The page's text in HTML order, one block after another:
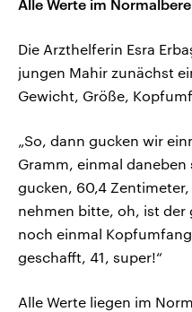
Alle Werte im
Die Arzthelferin Esra
jungen Mahir zunächst
Gewicht, Größe,
„So, dann gucken wir
Gramm, einmal
gucken, 60,4
nehmen bitte, oh, ist
noch einmal
geschafft, 41, super!“
Alle Werte liegen im